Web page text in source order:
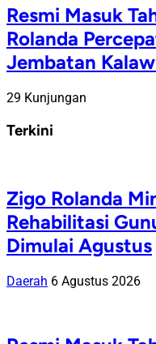
Resmi Masuk
Rolanda
Jembatan
29 Kunjungan
Terkini
Zigo Rolanda
Rehabilitasi
Dimulai Agustus
Daerah 6 Agustus 2026